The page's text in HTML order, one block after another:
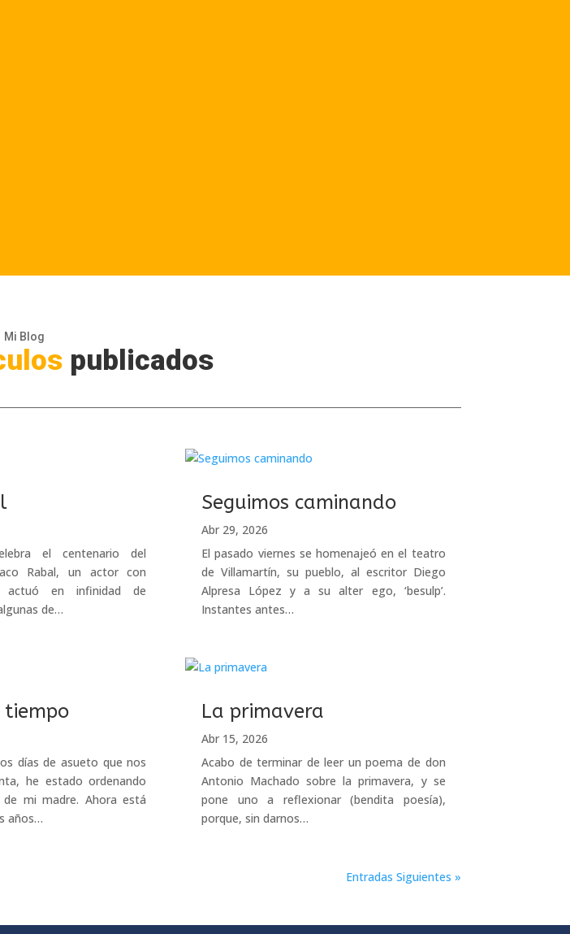
Mi Blog
publicados
el centenario del
Rabal, un actor con
actuó en infinidad de
de…
Seguimos caminando
Abr 29, 2026
El pasado viernes se homenajeó en el teatro
de Villamartín, su pueblo, al escritor Diego
Alpresa López y a su alter ego, ‘besulp’.
Instantes antes…
tiempo
días de asueto que nos
he estado ordenando
mi madre. Ahora está
años…
La primavera
Abr 15, 2026
Acabo de terminar de leer un poema de don
Antonio Machado sobre la primavera, y se
pone uno a reflexionar (bendita poesía),
porque, sin darnos…
Entradas Siguientes »